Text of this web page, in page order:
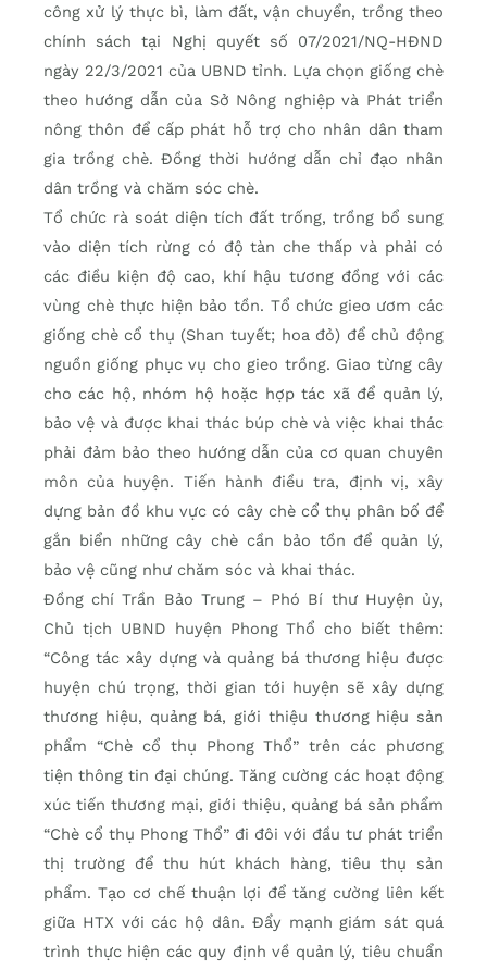
công xử lý thực bì, làm đất, vận chuyển, trồng theo
chính sách tại Nghị quyết số 07/2021/NQ-HĐND
ngày 22/3/2021 của UBND tỉnh. Lựa chọn giống chè
theo hướng dẫn của Sở Nông nghiệp và Phát triển
nông thôn để cấp phát hỗ trợ cho nhân dân tham
gia trồng chè. Đồng thời hướng dẫn chỉ đạo nhân
dân trồng và chăm sóc chè.
Tổ chức rà soát diện tích đất trống, trồng bổ sung
vào diện tích rừng có độ tàn che thấp và phải có
các điều kiện độ cao, khí hậu tương đồng với các
vùng chè thực hiện bảo tồn. Tổ chức gieo ươm các
giống chè cổ thụ (Shan tuyết; hoa đỏ) để chủ động
nguồn giống phục vụ cho gieo trồng. Giao từng cây
cho các hộ, nhóm hộ hoặc hợp tác xã để quản lý,
bảo vệ và được khai thác búp chè và việc khai thác
phải đảm bảo theo hướng dẫn của cơ quan chuyên
môn của huyện. Tiến hành điều tra, định vị, xây
dựng bản đồ khu vực có cây chè cổ thụ phân bố để
gắn biển những cây chè cần bảo tồn để quản lý,
bảo vệ cũng như chăm sóc và khai thác.
Đồng chí Trần Bảo Trung – Phó Bí thư Huyện ủy,
Chủ tịch UBND huyện Phong Thổ cho biết thêm:
“Công tác xây dựng và quảng bá thương hiệu được
huyện chú trọng, thời gian tới huyện sẽ xây dựng
thương hiệu, quảng bá, giới thiệu thương hiệu sản
phẩm “Chè cổ thụ Phong Thổ” trên các phương
tiện thông tin đại chúng. Tăng cường các hoạt động
xúc tiến thương mại, giới thiệu, quảng bá sản phẩm
“Chè cổ thụ Phong Thổ” đi đôi với đầu tư phát triển
thị trường để thu hút khách hàng, tiêu thụ sản
phẩm. Tạo cơ chế thuận lợi để tăng cường liên kết
giữa HTX với các hộ dân. Đẩy mạnh giám sát quá
trình thực hiện các quy định về quản lý, tiêu chuẩn